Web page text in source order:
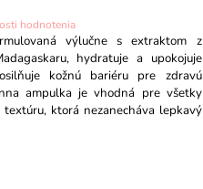
hodnotenia
výlučne s extraktom z
hydratuje a upokojuje
kožnú bariéru pre zdravú
ampulka je vhodná pre všetky
ktorá nezanecháva lepkavý